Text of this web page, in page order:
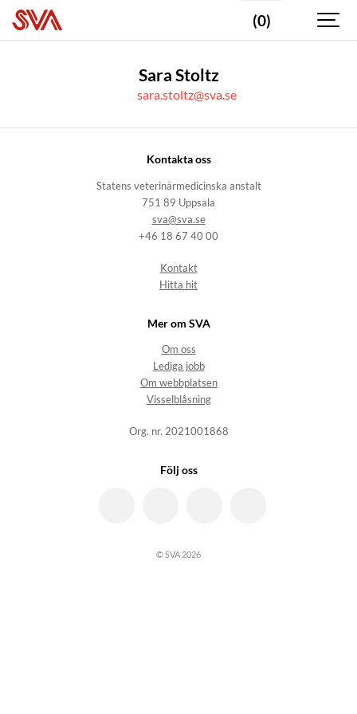
(0)
Sara Stoltz
sara.stoltz@sva.se
Kontakta oss
Statens veterinärmedicinska anstalt
751 89 Uppsala
sva@sva.se
+46 18 67 40 00
Kontakt
Hitta hit
Mer om SVA
Om oss
Lediga jobb
Om webbplatsen
Visselblåsning
Org. nr. 2021001868
Följ oss
© SVA 2026